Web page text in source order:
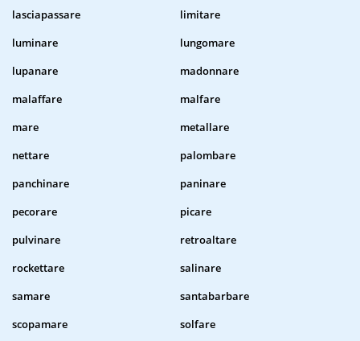
lasciapassare
limitare
luminare
lungomare
lupanare
madonnare
malaffare
malfare
mare
metallare
nettare
palombare
panchinare
paninare
pecorare
picare
pulvinare
retroaltare
rockettare
salinare
samare
santabarbare
scopamare
solfare